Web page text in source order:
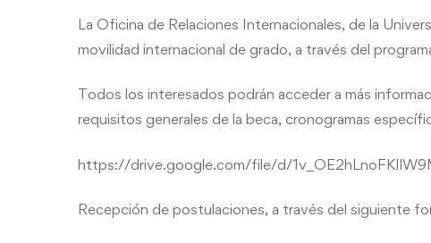
La Oficina de Relaciones Internacionales, de la
movilidad internacional de grado, a través del
Todos los interesados podrán acceder a más
requisitos generales de la beca, cronogramas
https://drive.google.com/file/d/
Recepción de postulaciones, a través del siguiente